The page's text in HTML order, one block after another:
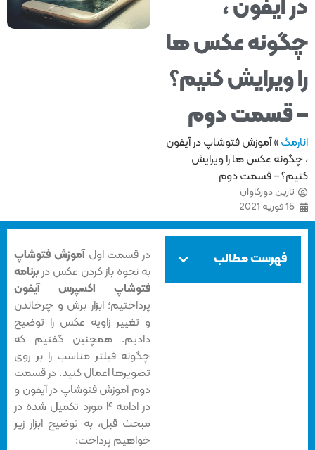
آیفون ،
عکس ها
ویرایش کنیم؟
دوم
»آموزش فتوشاپ در آیفون
عکس ها را ویرایش
– قسمت دوم
نارین دورکاوان
15 فوریه 2021
فهرست مطالب در قسمت اولآموزش فتوشاپ
به نحوه باز کردن عکس دربرنامه
فتوشاپ اکسپرس آیفون
پرداختیم؛ ابزار برش و چرخاندن
و تغییر زاویه عکس را توضیح
دادیم. همچنین گفتیم که
چگونه فیلتر مناسب را بر روی
تصویرها اعمال کنید. در قسمت
دوم آموزش فتوشاپ در آیفون و
در ادامه ۴ مورد تکمیل شده در
مبحث قبل، به توضیح ابزار زیر
خواهیم پرداخت: